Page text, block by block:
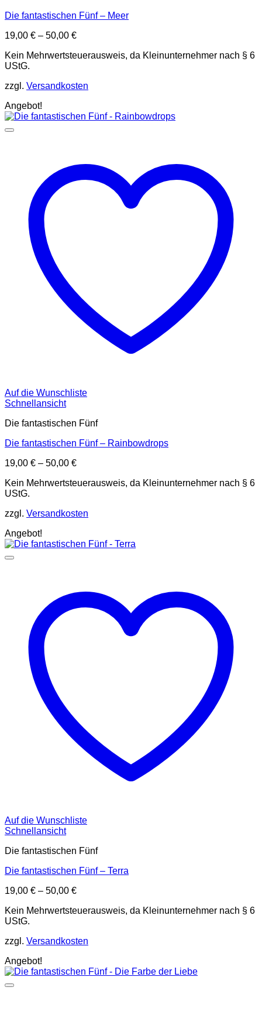
Die fantastischen Fünf – Meer
19,00 € – 50,00 €
Kein Mehrwertsteuerausweis, da Kleinunternehmer nach § 6
UStG.
zzgl. Versandkosten
Angebot!
Auf die Wunschliste
Schnellansicht
Die fantastischen Fünf
Die fantastischen Fünf – Rainbowdrops
19,00 € – 50,00 €
Kein Mehrwertsteuerausweis, da Kleinunternehmer nach § 6
UStG.
zzgl. Versandkosten
Angebot!
Auf die Wunschliste
Schnellansicht
Die fantastischen Fünf
Die fantastischen Fünf – Terra
19,00 € – 50,00 €
Kein Mehrwertsteuerausweis, da Kleinunternehmer nach § 6
UStG.
zzgl. Versandkosten
Angebot!